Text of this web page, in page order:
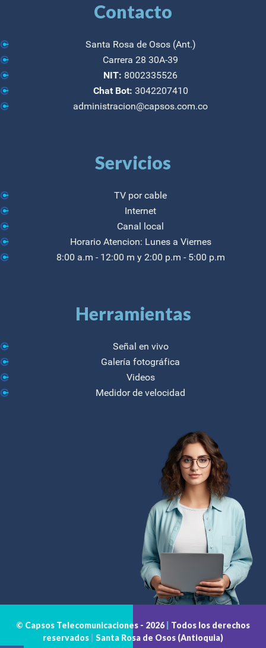
Contacto
Santa Rosa de Osos (Ant.)
Carrera 28 30A-39
NIT: 8002335526
Chat Bot: 3042207410
administracion@capsos.com.co
Servicios
TV por cable
Internet
Canal local
Horario Atencion: Lunes a Viernes
8:00 a.m - 12:00 m y 2:00 p.m - 5:00 p.m
Herramientas
Señal en vivo
Galería fotográfica
Videos
Medidor de velocidad
© Capsos Telecomunicaciones - 2026
Todos los derechos
reservados
Santa Rosa de Osos (Antioquia)